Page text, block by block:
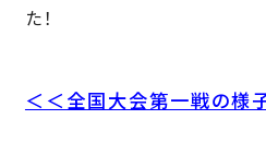
た！
＜＜全国大会第一戦の様